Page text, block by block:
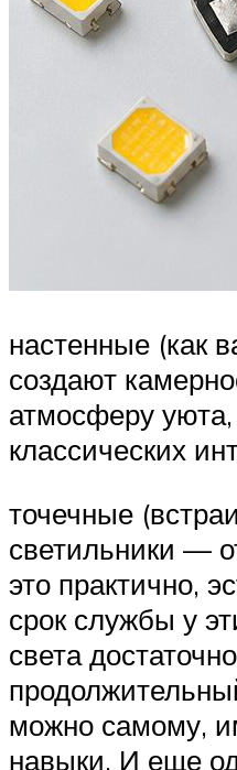
настенные (как
создают
атмосферу
классических
точечные
светильники —
это практично,
срок службы у
света достаточно
можно самому,
навыки. И еще